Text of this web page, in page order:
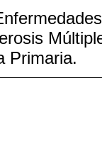
Primaria.